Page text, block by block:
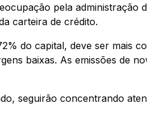
pela administração
carteira de crédito.
do capital, deve ser mais
baixas. As emissões de
seguirão concentrando